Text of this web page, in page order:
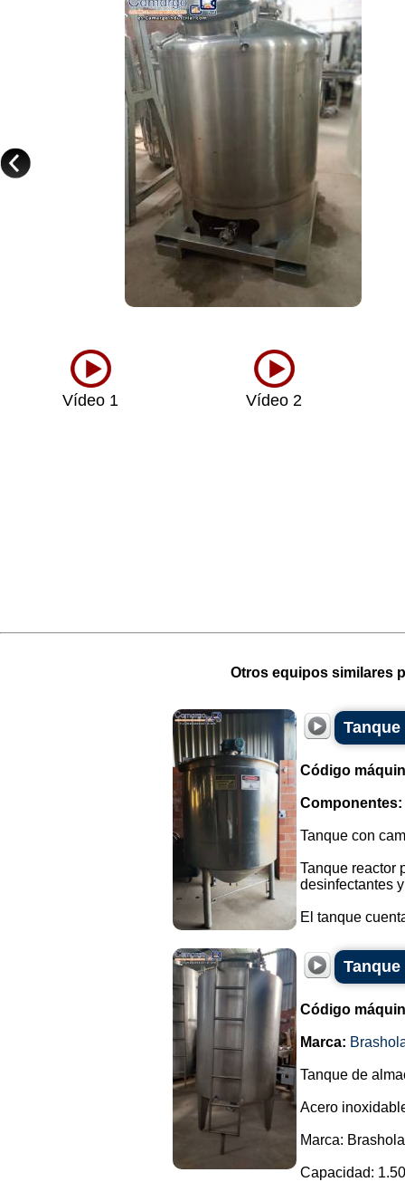
Vídeo 1 Vídeo 2
Otros equipos similares
Código
Componentes:
Tanque con
Tanque reactor
desinfectantes
El tanque
Código
Marca:
Tanque de
Acero
Marca:
Capacidad: